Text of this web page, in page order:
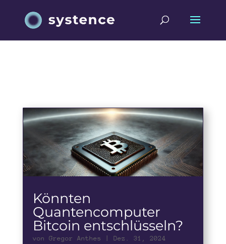
Könnten
Quantencomputer
Bitcoin entschlüsseln?
von Gregor Anthes | Dez. 31, 2024